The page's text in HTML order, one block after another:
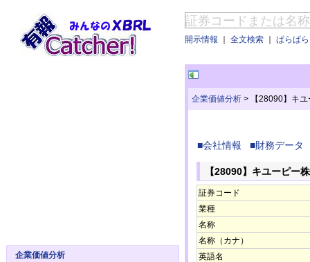
開示情報 ｜ 全文検索 ｜ ぱらぱ
企業価値分析 > 【28090】キ
■会社情報 ■財務データ
【28090】キユーピー
証券コード
業種
名称
名称（カナ）
英語名
企業価値分析